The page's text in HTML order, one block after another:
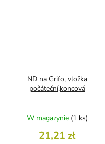
ND na Grifo, vložka
počáteční,koncová
W magazynie (1 ks)
21,21 zł